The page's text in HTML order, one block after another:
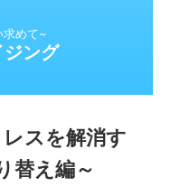
求めて~
ング
スを解消す
替え編～